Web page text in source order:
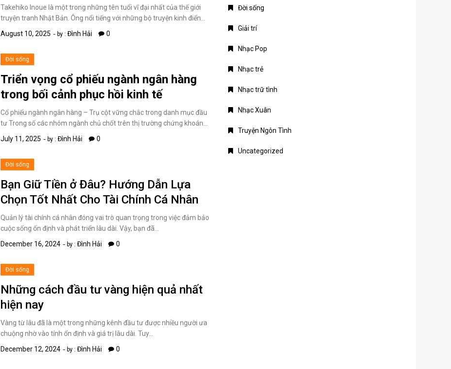
Takehiko Inoue là một trong những tên tuổi vĩ đại nhất của thế giới
truyện tranh Nhật Bản. Ông nổi tiếng với những bộ truyện kinh điển…
August 10, 2025
by :Đình Hải 0
Đời sống
Triển vọng cổ phiếu ngành ngân hàng
trong bối cảnh phục hồi kinh tế
Cổ phiếu ngành ngân hàng – Trụ cột vững chắc trong danh mục đầu
tư Trong số các nhóm ngành chủ chốt trên thị trường chứng khoán…
July 11, 2025
by :Đình Hải 0
Đời sống
Bạn Giữ Tiền ở Đâu? Hướng Dẫn Lựa
Chọn Tốt Nhất Cho Tài Chính Cá Nhân
Quản lý tài chính cá nhân đóng vai trò quan trọng trong việc đảm bảo
cuộc sống ốn định và phát triển lâu dài. Vậy, bạn đã…
December 16, 2024
by :Đình Hải 0
Đời sống
Những cách đầu tư vàng hiện quả nhất
hiện nay
Vàng từ lâu đã là một trong những kênh đầu tư được nhiều người ưa
chuộng nhờ vào tính ổn định và giá trị lâu dài. Tuy…
December 12, 2024
by :Đình Hải 0
Đời sống
Giải trí
Nhạc Pop
Nhạc trẻ
Nhạc trữ tình
Nhạc Xuân
Truyện Ngôn Tình
Uncategorized